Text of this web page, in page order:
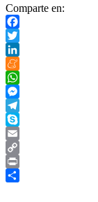
Comparte en:
Facebook
Twitter
LinkedIn
Meneame
WhatsApp
Messenger
Telegram
Skype
Email
Copy
Link
Print